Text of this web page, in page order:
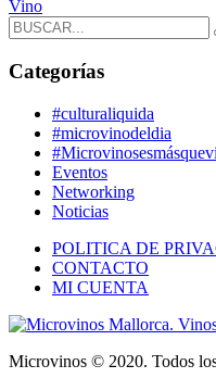
Vino
Categorías
#culturaliquida
#microvinodeldia
Eventos
Networking
Noticias
POLITICA DE
CONTACTO
MI CUENTA
Microvinos © 2020. Todos